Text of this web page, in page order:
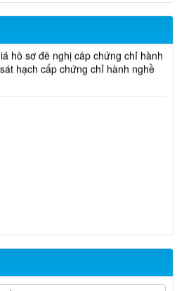
hạch cấp chứng chỉ hành nghề
hồ sơ đề nghị cấp chứng chỉ hành
hạch cấp chứng chỉ hành nghề